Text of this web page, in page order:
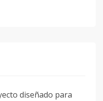
diseñado para